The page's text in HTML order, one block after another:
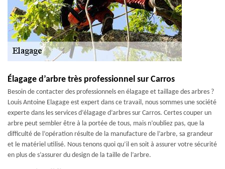
Élagage d’arbre très professionnel sur Carros
Besoin de contacter des professionnels en élagage et taillage des arbres ?
Louis Antoine Elagage est expert dans ce travail, nous sommes une société
experte dans les services d’élagage d’arbres sur Carros. Certes couper un
arbre peut sembler être à la portée de tous, mais n’oubliez pas, que la
difficulté de l’opération résulte de la manufacture de l’arbre, sa grandeur
et le matériel utilisé. Nous tenons quoi qu’il en soit à assurer votre sécurité
en plus de s’assurer du design de la taille de l’arbre.